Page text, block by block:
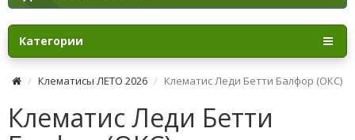
Категории
Клематисы ЛЕТО 2026 Клематис Леди Бетти Балфор (ОКС)
Клематис Леди Бетти